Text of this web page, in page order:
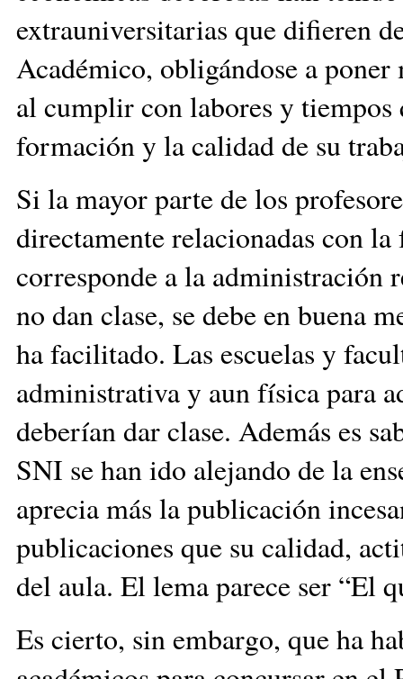
extrauniversitarias que difieren
Académico, obligándose a
al cumplir con labores y tiempos
formación y la calidad de su
Si la mayor parte de los
directamente relacionadas con
corresponde a la administración
no dan clase, se debe en buena
ha facilitado. Las escuelas y
administrativa y aun física para
deberían dar clase. Además es
SNI se han ido alejando de la
aprecia más la publicación
publicaciones que su calidad,
del aula. El lema parece ser “El
Es cierto, sin embargo, que ha